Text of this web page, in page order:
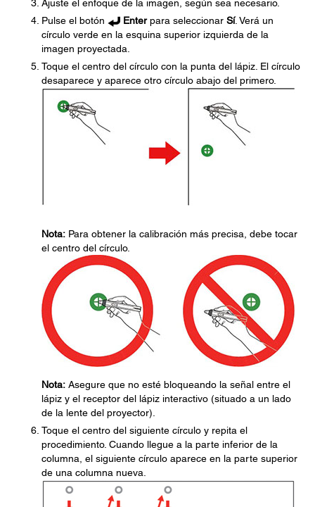
Ajuste el enfoque de la imagen, según sea necesario.
Pulse el botón
Enterpara seleccionar Sí. Verá un
círculo verde en la esquina superior izquierda de la
imagen proyectada.
Toque el centro del círculo con la punta del lápiz. El círculo
desaparece y aparece otro círculo abajo del primero.
Nota: Para obtener la calibración más precisa, debe tocar
el centro del círculo.
Nota: Asegure que no esté bloqueando la señal entre el
lápiz y el receptor del lápiz interactivo (situado a un lado
de la lente del proyector).
Toque el centro del siguiente círculo y repita el
procedimiento. Cuando llegue a la parte inferior de la
columna, el siguiente círculo aparece en la parte superior
de una columna nueva.